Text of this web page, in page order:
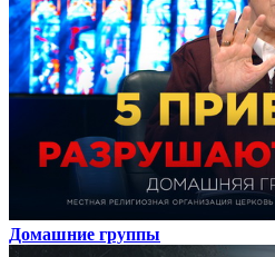
Домашние группы